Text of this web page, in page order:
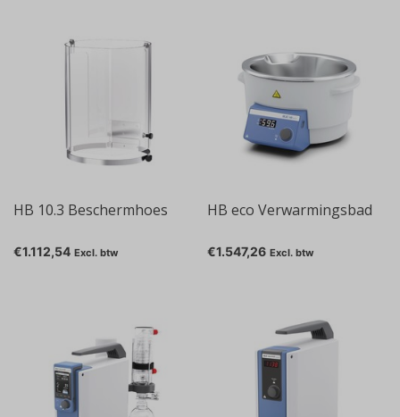
HB 10.3 Beschermhoes
€1.112,54 Excl. btw
HB eco Verwarmingsbad
€1.547,26 Excl. btw